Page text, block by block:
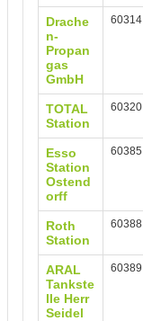
Drache
n-
Propan
gas
GmbH
60314
TOTAL
Station
60320
Esso
Station
Ostend
orff
60385
Roth
Station
60388
ARAL
Tankste
lle Herr
Seidel
60389